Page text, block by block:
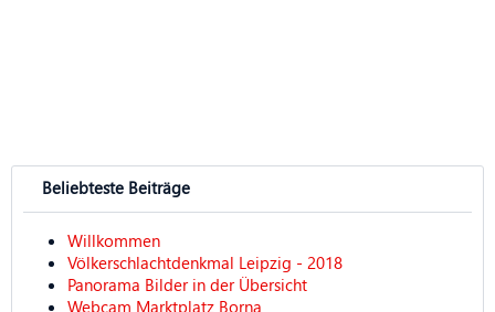
Beliebteste Beiträge
Willkommen
Völkerschlachtdenkmal Leipzig - 2018
Panorama Bilder in der Übersicht
Webcam Marktplatz Borna